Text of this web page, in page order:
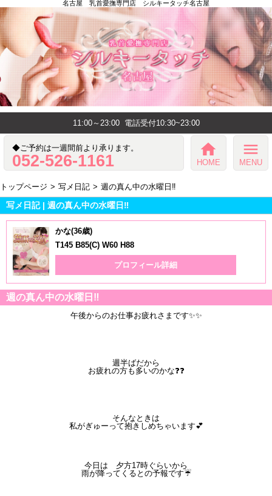
名古屋 乳首愛撫専門店 シルキータッチ名古屋
11:00～23:00 電話受付10:30~23:00
◆ご予約は一週間前より承ります。
052-526-1161
home
HOME
menu
MENU
トップページ 写メ日記 週の真ん中の水曜日‼️
写メ日記 | 週の真ん中の水曜日‼️
かな(36歳)
T145 B85(C) W60 H88
プロフィール詳細
週の真ん中の水曜日‼️
午後からのお仕事お疲れさまです✨✨
週半ばだから
お疲れの方も多いのかな❓❓
そんなときは
私がぎゅーって抱きしめちゃいます💕
今日は 夕方17時ぐらいから
雨が降ってくるとの予報です☔